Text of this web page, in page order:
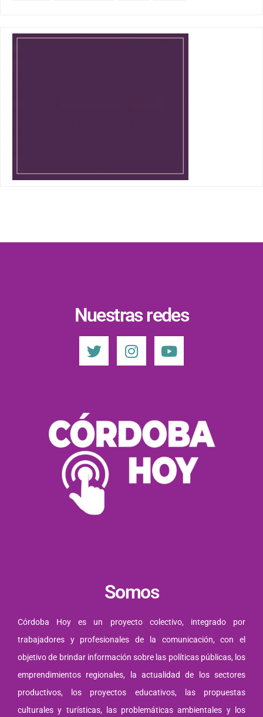
Nuestras redes
Somos
Córdoba Hoy es un proyecto colectivo, integrado por
trabajadores y profesionales de la comunicación, con el
objetivo de brindar información sobre las políticas públicas, los
emprendimientos regionales, la actualidad de los sectores
productivos, los proyectos educativos, las propuestas
culturales y turísticas, las problemáticas ambientales y los